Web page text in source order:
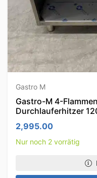
Gastro M
Gastro-M 4-
Durchlauferhitzer
2,995.00
Nur noch 2 vorrätig